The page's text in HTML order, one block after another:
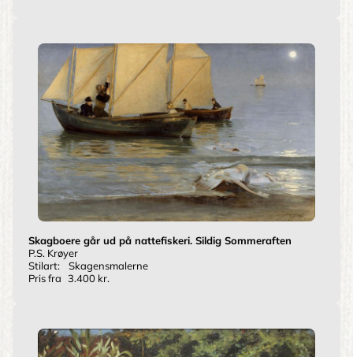
Skagboere går ud på nattefiskeri. Sildig Sommeraften
P.S. Krøyer
Stilart:
Skagensmalerne
Pris fra 3.400 kr.